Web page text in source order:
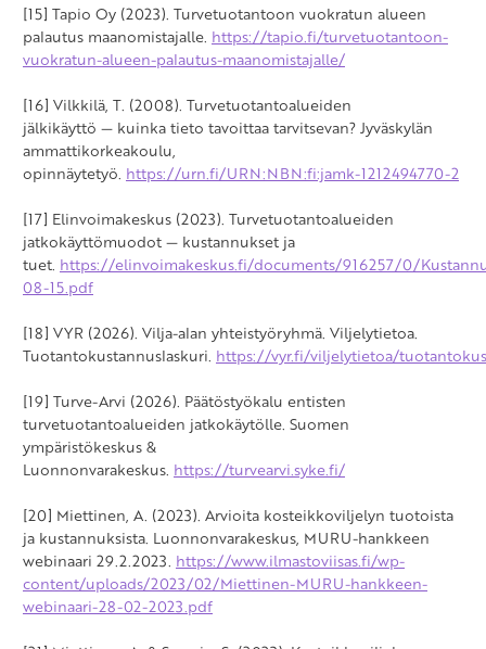
[15] Tapio Oy (2023). Turvetuotantoon vuokratun alueen
palautus maanomistajalle. https://tapio.fi/turvetuotantoon-
vuokratun-alueen-palautus-maanomistajalle/
[16] Vilkkilä, T. (2008). Turvetuotantoalueiden
jälkikäyttö — kuinka tieto tavoittaa tarvitsevan? Jyväskylän
ammattikorkeakoulu,
opinnäytetyö. https://urn.fi/URN:NBN:fi:jamk-1212494770-2
[17] Elinvoimakeskus (2023). Turvetuotantoalueiden
jatkokäyttömuodot — kustannukset ja
tuet. https://elinvoimakeskus.fi/documents/916257/0/
08-15.pdf
[18] VYR (2026). Vilja-alan yhteistyöryhmä. Viljelytietoa.
Tuotantokustannuslaskuri. https://vyr.fi/viljelytietoa/
[19] Turve-Arvi (2026). Päätöstyökalu entisten
turvetuotantoalueiden jatkokäytölle. Suomen
ympäristökeskus &
Luonnonvarakeskus. https://turvearvi.syke.fi/
[20] Miettinen, A. (2023). Arvioita kosteikkoviljelyn tuotoista
ja kustannuksista. Luonnonvarakeskus, MURU-hankkeen
webinaari 29.2.2023. https://www.ilmastoviisas.fi/wp-
content/uploads/2023/02/Miettinen-MURU-hankkeen-
webinaari-28-02-2023.pdf